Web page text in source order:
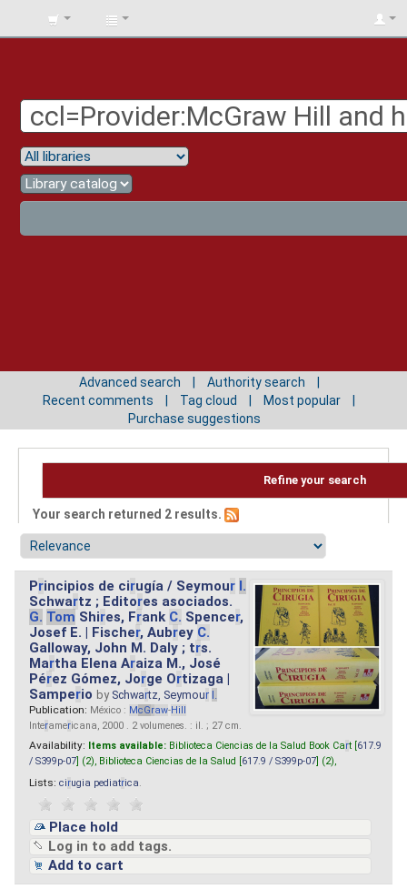
BIBLIOTECA
Advanced search
Authority search
Recent comments
Tag cloud
Most popular
Purchase suggestions
Refine your search
Your search returned 2 results.
Principios de cirugía / Seymour I.
Schwartz ; Editores asociados.
G. Tom Shires, Frank C. Spencer,
Josef E. | Fischer, Aubrey C.
Galloway, John M. Daly ; trs.
Martha Elena Araiza M., José
Pérez Gómez, Jorge Ortizaga |
Samperio by Schwartz, Seymour I.
Publication: México : McGraw-Hill
Interamericana, 2000 . 2 volumenes. : il. ; 27 cm.
Availability: Items available: Biblioteca Ciencias de la Salud Book Cart [ 617.9
/ S399p-07 ] (2), Biblioteca Ciencias de la Salud [ 617.9 / S399p-07 ] (2),
Lists: cirugia pediatrica
Place hold
Log in to add tags.
Add to cart